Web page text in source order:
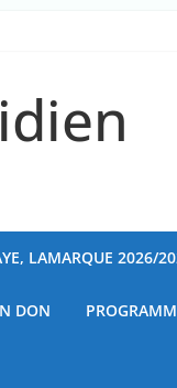
LAMARQUE 2026/
DON